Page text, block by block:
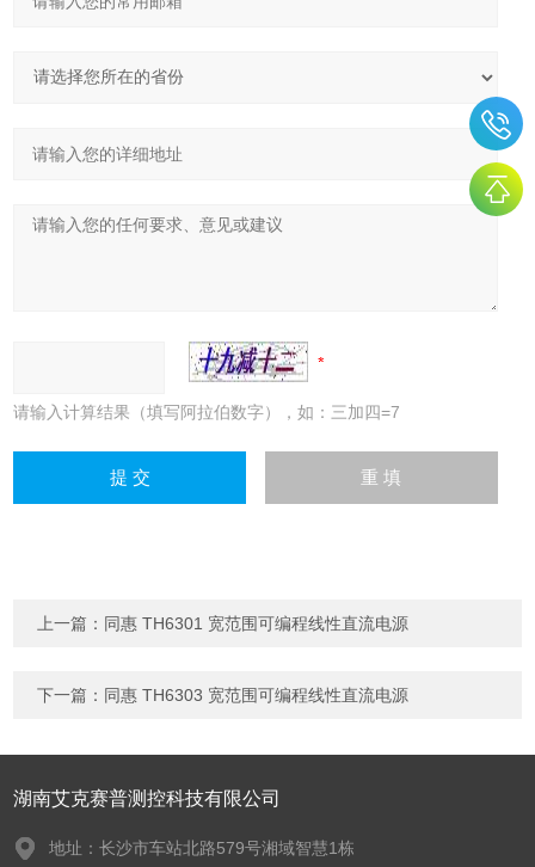
请输入计算结果（填写阿拉伯数字），如：三加四=7
上一篇： 同惠 TH6301 宽范围可编程线性直流电源
下一篇： 同惠 TH6303 宽范围可编程线性直流电源
湖南艾克赛普测控科技有限公司
地址：长沙市车站北路579号湘域智慧1栋